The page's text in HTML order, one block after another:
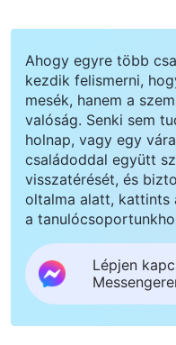
Ahogy egyre több
kezdik felismerni,
mesék, hanem a
valóság. Senki sem
holnap, vagy egy
családoddal együtt
visszatérését, és
oltalma alatt, kattints
a
Lépjen